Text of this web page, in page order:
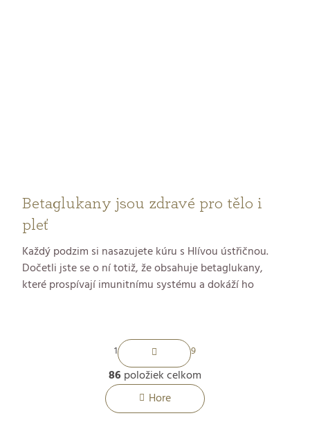
Betaglukany jsou zdravé pro tělo i
pleť
Každý podzim si nasazujete kúru s Hlívou ústřičnou.
Dočetli jste se o ní totiž, že obsahuje betaglukany,
které prospívají imunitnímu systému a dokáží ho
pozornost? Protože vaší kráse a spokojené pokožce
prospívají také. V článku zjistíte, jak přesně z nich vaše
O
v
S
t
r
á
1 9
86položiek celkom
Hore